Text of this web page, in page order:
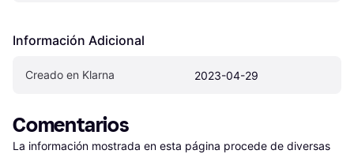
Información Adicional
Creado en Klarna 2023-04-29
Comentarios
La información mostrada en esta página procede de diversas